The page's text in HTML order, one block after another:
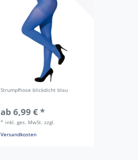
Strumpfhose blickdicht blau
ab 6,99 € *
* inkl. ges. MwSt. zzgl.
Versandkosten